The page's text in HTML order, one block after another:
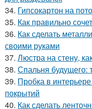
34. Гипсокартон на
35. Как правильно
36. Как сделать
своими руками
37. Люстра на стену,
38. Спальня будущего:
39. Пробка в
покрытий
40. Как сделать